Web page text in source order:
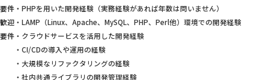
要件 ・PHPを用いた開発経験（実務経験があれば年数は問いません）
歓迎
要件
・LAMP（Linux、Apache、MySQL、PHP、Perl他）環境での開発経験
・クラウドサービスを活用した開発経験
・CI/CDの導入や運用の経験
・大規模なリファクタリングの経験
・社内共通ライブラリの開発管理経験